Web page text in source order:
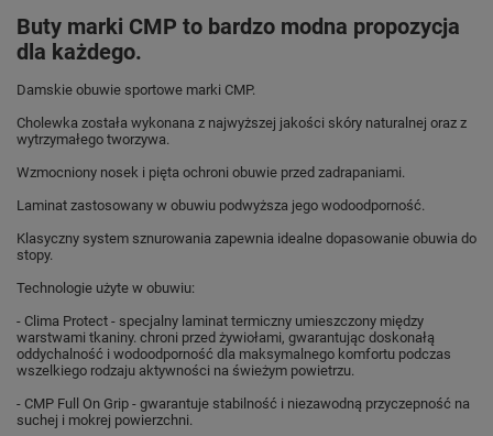
Buty marki CMP to bardzo modna propozycja
dla każdego.
Damskie obuwie sportowe marki CMP.
Cholewka została wykonana z najwyższej jakości skóry naturalnej oraz z
wytrzymałego tworzywa.
Wzmocniony nosek i pięta ochroni obuwie przed zadrapaniami.
Laminat zastosowany w obuwiu podwyższa jego wodoodporność.
Klasyczny system sznurowania zapewnia idealne dopasowanie obuwia do
stopy.
Technologie użyte w obuwiu:
- Clima Protect - specjalny laminat termiczny umieszczony między
warstwami tkaniny. chroni przed żywiołami, gwarantując doskonałą
oddychalność i wodoodporność dla maksymalnego komfortu podczas
wszelkiego rodzaju aktywności na świeżym powietrzu.
- CMP Full On Grip - gwarantuje stabilność i niezawodną przyczepność na
suchej i mokrej powierzchni.